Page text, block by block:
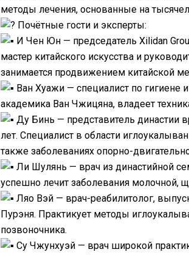
методы лечения, основанные на
Почётные гости и эксперты:
И Чен Юн — председатель Xilidan
мастер китайского искусства и
занимается продвижением китайской
Ван Хуажи — специалист по гигиене
академика Ван Чжицяна, владеет
Ду Бинь — представитель династии
лет. Специалист в области
также заболеваниях опорно-
Ли Шулянь — врач из династийной
успешно лечит заболевания молочной,
Ляо Вэй — врач-реабилитолог,
Пурэня. Практикует методы
позвоночника.
Су Чжунхуэй — врач широкой